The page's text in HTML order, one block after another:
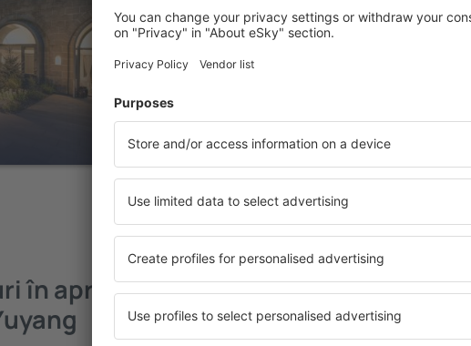
Jinjiang Inn Select Yulin
Yulin, 14 august 2026, 2 nopți
Vedeți mai multe oferte
în apropierea aeroportului
Yulin